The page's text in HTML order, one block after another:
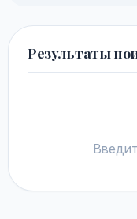
Результаты